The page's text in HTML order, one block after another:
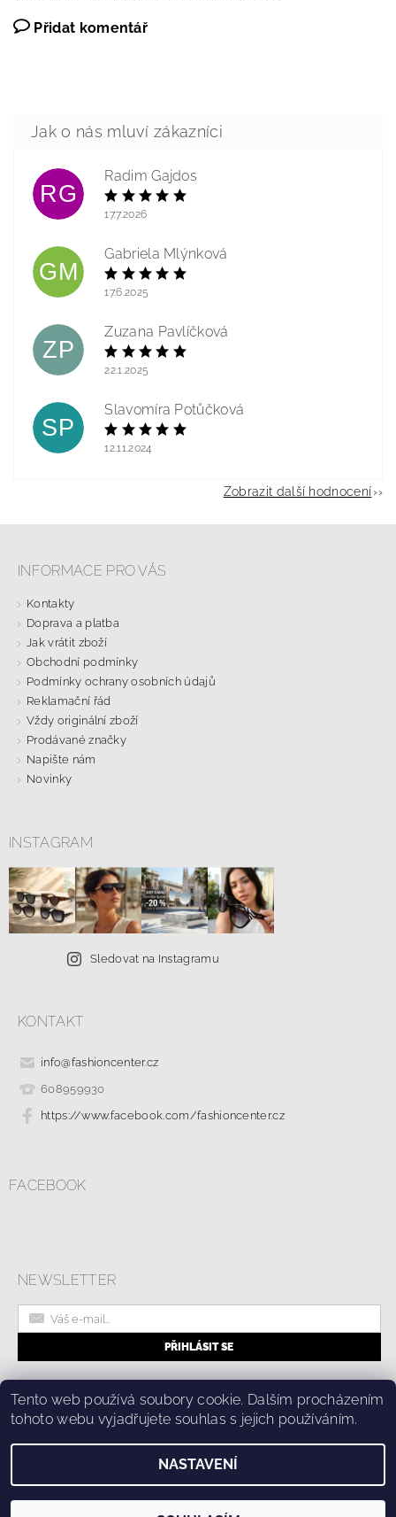
Přidat komentář
RG
Radim Gajdos
17.7.2026
GM
Gabriela Mlýnková
17.6.2025
ZP
Zuzana Pavlíčková
22.1.2025
SP
Slavomíra Potůčková
12.11.2024
Zobrazit další hodnocení
INFORMACE PRO VÁS
Kontakty
Doprava a platba
Jak vrátit zboží
Obchodní podmínky
Podmínky ochrany osobních údajů
Reklamační řád
Vždy originální zboží
Prodávané značky
Napište nám
Novinky
INSTAGRAM
Sledovat na Instagramu
KONTAKT
info@fashioncenter.cz
608959930
https://www.facebook.com/fashioncenter.cz
FACEBOOK
NEWSLETTER
|
| Ochrana osobních údajů a cookies
2026 © Fashion Center, všechna práva vyhrazena
Tento web používá soubory cookie. Dalším procházením
tohoto webu vyjadřujete souhlas s jejich používáním.
NASTAVENÍ